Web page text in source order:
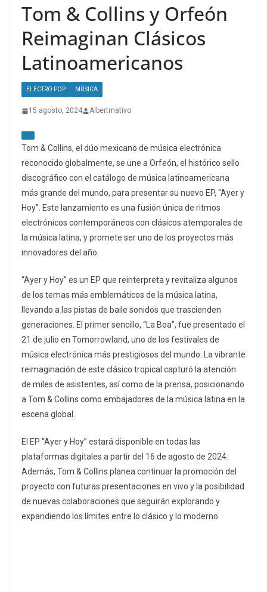
Tom & Collins y Orfeón
Reimaginan Clásicos
Latinoamericanos
ELECTRO POP MÚSICA
15 agosto, 2024 Albertmativo
Tom & Collins, el dúo mexicano de música electrónica
reconocido globalmente, se une a Orfeón, el histórico sello
discográfico con el catálogo de música latinoamericana
más grande del mundo, para presentar su nuevo EP, “Ayer y
Hoy”. Este lanzamiento es una fusión única de ritmos
electrónicos contemporáneos con clásicos atemporales de
la música latina, y promete ser uno de los proyectos más
innovadores del año.
“Ayer y Hoy” es un EP que reinterpreta y revitaliza algunos
de los temas más emblemáticos de la música latina,
llevando a las pistas de baile sonidos que trascienden
generaciones. El primer sencillo, “La Boa”, fue presentado el
21 de julio en Tomorrowland, uno de los festivales de
música electrónica más prestigiosos del mundo. La vibrante
reimaginación de este clásico tropical capturó la atención
de miles de asistentes, así como de la prensa, posicionando
a Tom & Collins como embajadores de la música latina en la
escena global.
El EP “Ayer y Hoy” estará disponible en todas las
plataformas digitales a partir del 16 de agosto de 2024.
Además, Tom & Collins planea continuar la promoción del
proyecto con futuras presentaciones en vivo y la posibilidad
de nuevas colaboraciones que seguirán explorando y
expandiendo los límites entre lo clásico y lo moderno.